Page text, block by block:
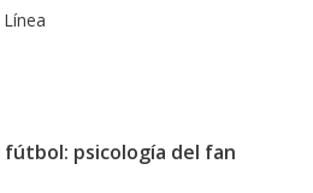
psicología del fan